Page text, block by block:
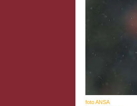
foto ANSA